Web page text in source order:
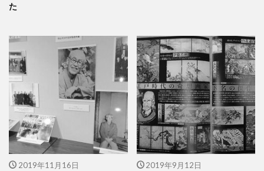
た
2019年11月16日
2019年9月12日